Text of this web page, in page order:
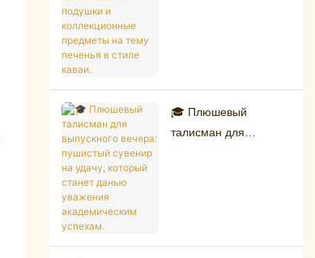
печенья в стиле
каваи.
🎓 Плюшевый
талисман для